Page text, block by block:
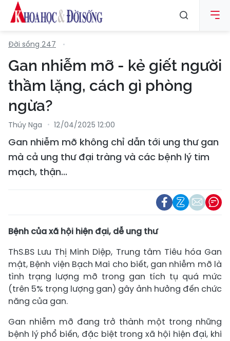
Đời sống 247
Gan nhiễm mỡ - kẻ giết người
thầm lặng, cách gì phòng
ngừa?
Thúy Nga 12/04/2025 12:00
Gan nhiễm mỡ không chỉ dẫn tới ung thư gan
mà cả ung thư đại tràng và các bệnh lý tim
mạch, thận...
Bệnh của xã hội hiện đại, dễ ung thư
ThS.BS Lưu Thị Minh Diệp, Trung tâm Tiêu hóa Gan
mật, Bệnh viện Bạch Mai cho biết, gan nhiễm mỡ là
tình trạng lượng mỡ trong gan tích tụ quá mức
(trên 5% trọng lượng gan) gây ảnh hưởng đến chức
năng của gan.
Gan nhiễm mỡ đang trở thành một trong những
bệnh lý phổ biến, đặc biệt trong xã hội hiện đại, khi